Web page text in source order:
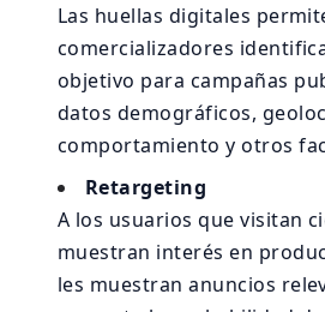
Las huellas digitales
comercializadores
objetivo para campañas
datos demográficos,
comportamiento y otros
Retargeting
A los usuarios que visitan
muestran interés en
les muestran anuncios